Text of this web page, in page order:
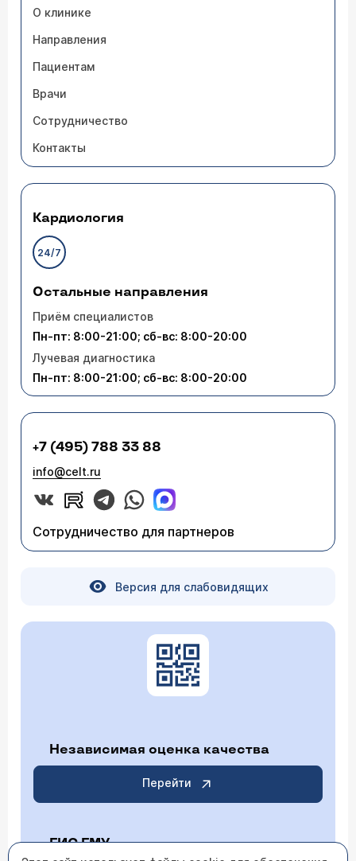
О клинике
Направления
Пациентам
Врачи
Сотрудничество
Контакты
Кардиология
24/7
Остальные направления
Приём специалистов
Пн-пт: 8:00-21:00; сб-вс: 8:00-20:00
Лучевая диагностика
Пн-пт: 8:00-21:00; сб-вс: 8:00-20:00
+7 (495) 788 33 88
info@celt.ru
Сотрудничество для партнеров
Версия для слабовидящих
Независимая оценка качества
Перейти
ГИС ГМУ